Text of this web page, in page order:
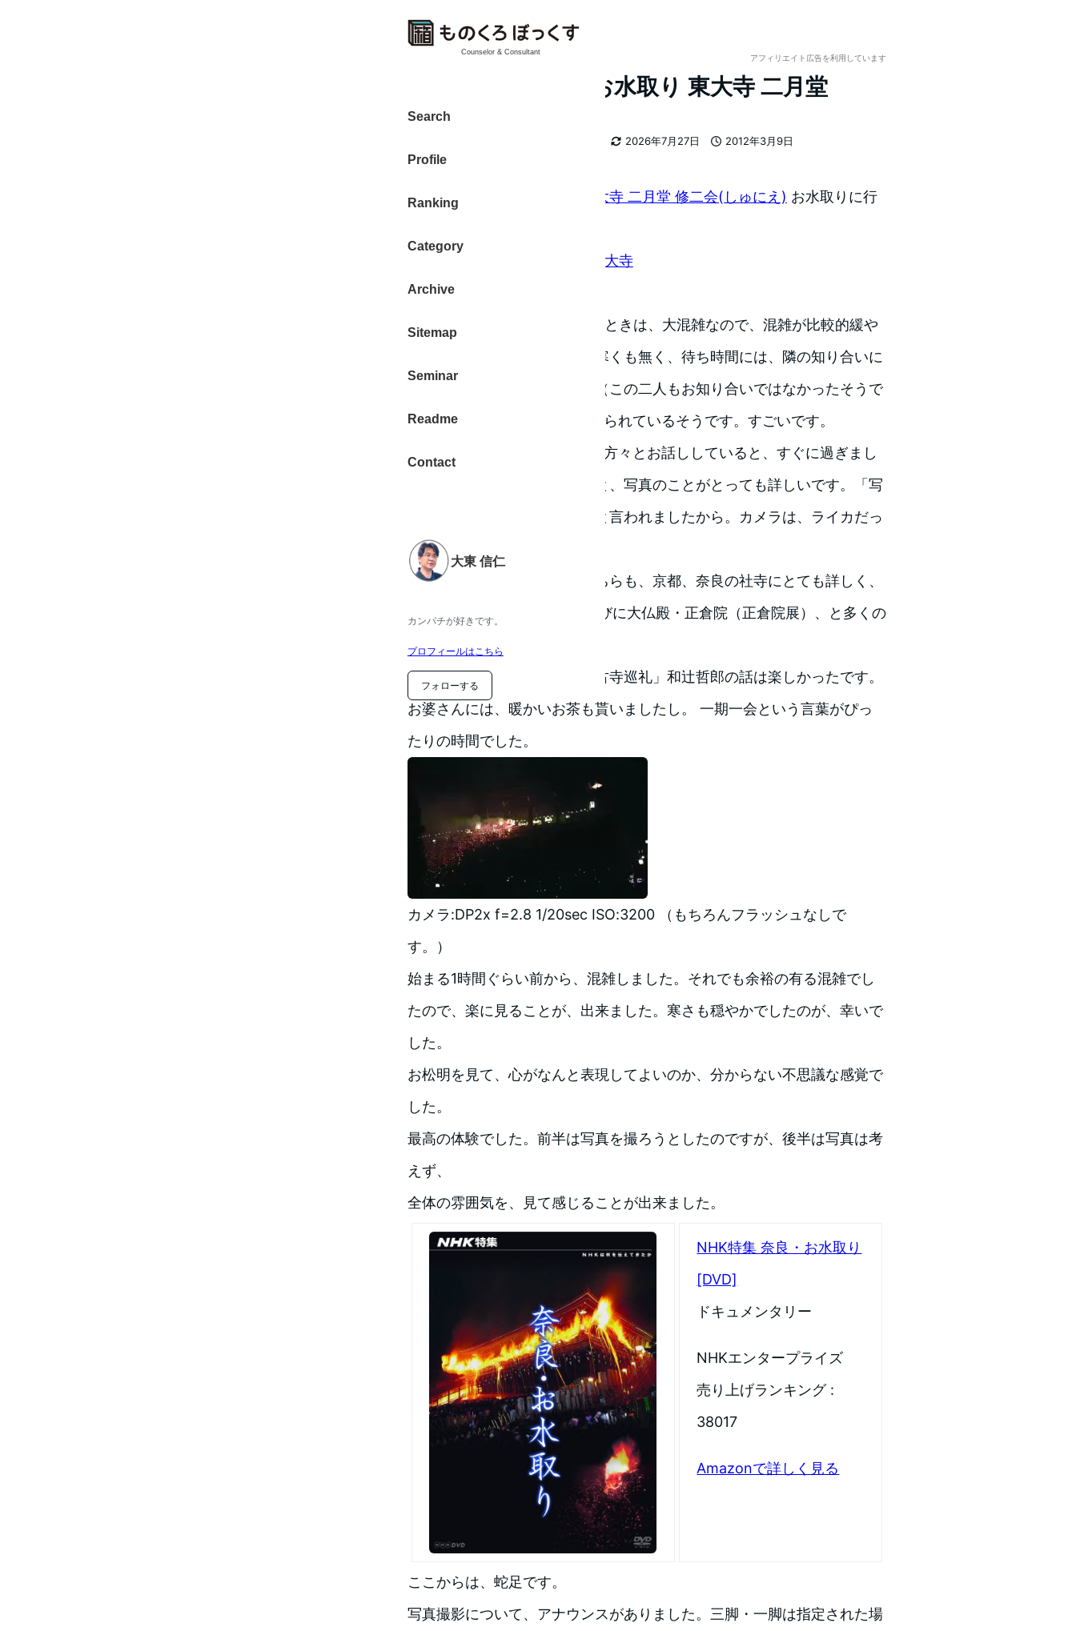
Counselor & Consultant
Search
Profile
Ranking
Category
Archive
Sitemap
Seminar
Readme
Contact
大東 信仁
カンパチが好きです。
プロフィールはこちら
フォローする
アフィリエイト広告を利用しています
修二会(しゅにえ) お水取り 東大寺 二月堂
2026年7月27日
2012年3月9日
奈良に春の訪れを告げる、 東大寺 二月堂 修二会(しゅにえ) お水取りに行
3月12日の大混雑について：東大寺
お松明
3月12日の大松明が照らされるときは、大混雑なので、混雑が比較的緩や
かな昨日に行ってきました。寒くも無く、待ち時間には、隣の知り合いに
なった、お爺さんとお婆さん（この二人もお知り合いではなかったそうで
す）。この2人は、毎年見に来られているそうです。すごいです。
3時間ほどの待ち時間も、この方々とお話ししていると、すぐに過ぎまし
た。お爺さんは、話していると、写真のことがとっても詳しいです。「写
真は光を見てとるんだよね」と言われましたから。カメラは、ライカだっ
たそうです。そりゃすごい。
また、お爺さん・お婆さんどちらも、京都、奈良の社寺にとても詳しく、
この2月堂・3月堂・大仏ならびに大仏殿・正倉院（正倉院展）、と多くの
お話しを語り合えました。
加えて、梅原猛の宗教観や「古寺巡礼」和辻哲郎の話は楽しかったです。
お婆さんには、暖かいお茶も貰いましたし。 一期一会という言葉がぴっ
たりの時間でした。
カメラ:DP2x f=2.8 1/20sec ISO:3200 （もちろんフラッシュなしで
す。）
始まる1時間ぐらい前から、混雑しました。それでも余裕の有る混雑でし
たので、楽に見ることが、出来ました。寒さも穏やかでしたのが、幸いで
した。
お松明を見て、心がなんと表現してよいのか、分からない不思議な感覚で
した。
最高の体験でした。前半は写真を撮ろうとしたのですが、後半は写真は考
えず、
全体の雰囲気を、見て感じることが出来ました。
NHK特集 奈良・お水取り
[DVD]
ドキュメンタリー
NHKエンタープライズ
売り上げランキング :
38017
Amazonで詳しく見る
ここからは、蛇足です。
写真撮影について、アナウンスがありました。三脚・一脚は指定された場